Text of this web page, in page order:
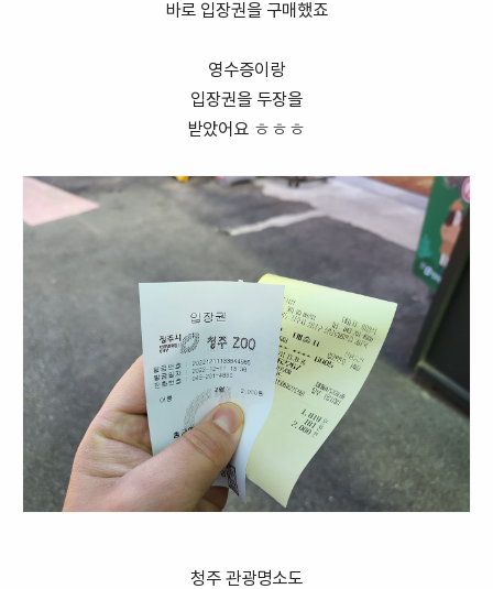
바로 입장권을 구매했죠
영수증이랑
입장권을 두장을
받았어요 ㅎㅎㅎ
청주 관광명소도